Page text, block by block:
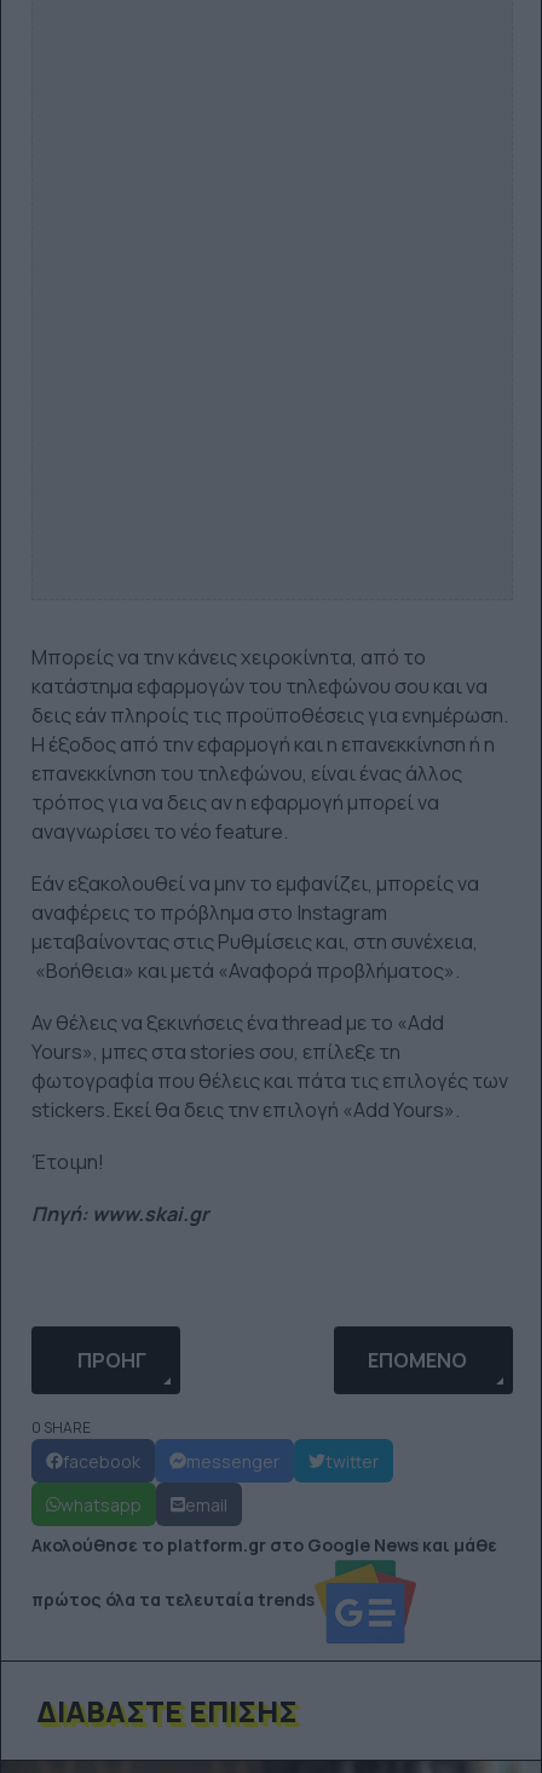
Μπορείς να την κάνεις χειροκίνητα, από το
κατάστημα εφαρμογών του τηλεφώνου σου και να
δεις εάν πληροίς τις προϋποθέσεις για ενημέρωση.
Η έξοδος από την εφαρμογή και η επανεκκίνηση ή η
επανεκκίνηση του τηλεφώνου, είναι ένας άλλος
τρόπος για να δεις αν η εφαρμογή μπορεί να
αναγνωρίσει το νέο feature.
Εάν εξακολουθεί να μην το εμφανίζει, μπορείς να
αναφέρεις το πρόβλημα στο Instagram
μεταβαίνοντας στις Ρυθμίσεις και, στη συνέχεια,
«Βοήθεια» και μετά «Αναφορά προβλήματος».
Αν θέλεις να ξεκινήσεις ένα thread με το «Add
Yours», μπες στα stories σου, επίλεξε τη
φωτογραφία που θέλεις και πάτα τις επιλογές των
stickers. Εκεί θα δεις την επιλογή «Add Yours».
Έτοιμη!
Πηγή: www.skai.gr
ΠΡΟΗΓΟΎΜΕΝΟ ΆΡΘΡΟ: ΕΊΣΤΕ ΣΊΓΟΥΡΟΙ ΌΤΙ
ΠΡΟΗΓ ΕΠΌΜΕΝΟ
ΕΠΌΜΕΝΟ
0 SHARE
facebook messenger
twitter
whatsapp
email
Ακολούθησε το platform.gr στο Google News και μάθε
πρώτος όλα τα τελευταία trends
ΔΙΑΒΆΣΤΕ ΕΠΊΣΗΣ